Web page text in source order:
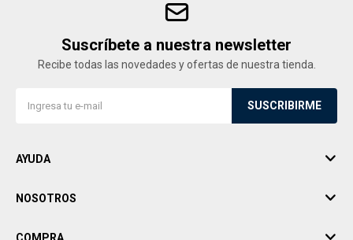
Suscríbete a nuestra newsletter
Recibe todas las novedades y ofertas de nuestra tienda.
SUSCRIBIRME
AYUDA
NOSOTROS